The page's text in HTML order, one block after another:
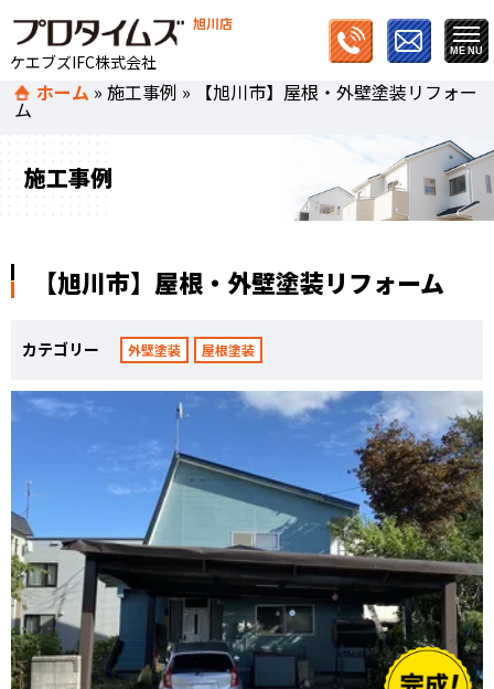
旭川店
ケエブズIFC株式会社
ホーム »施工事例 » 【旭川市】屋根・外壁塗装リフォー
ム
施工事例
【旭川市】屋根・外壁塗装リフォーム
カテゴリー 外壁塗装 屋根塗装